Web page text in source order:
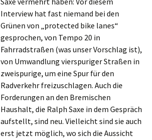
Interview hat fast niemand bei den
Grünen von „protected bike lanes“
gesprochen, von Tempo 20 in
Fahrradstraßen (was unser Vorschlag ist),
von Umwandlung vierspuriger Straßen in
zweispurige, um eine Spur für den
Radverkehr freizuschlagen. Auch die
Forderungen an den Bremischen
Haushalt, die Ralph Saxe in dem Gespräch
aufstellt, sind neu. Vielleicht sind sie auch
erst jetzt möglich, wo sich die Aussicht